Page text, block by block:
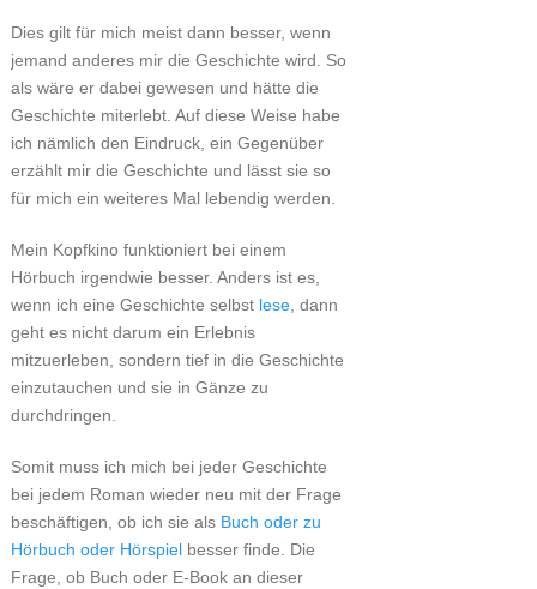
Dies gilt für mich meist dann besser, wenn
jemand anderes mir die Geschichte wird. So
als wäre er dabei gewesen und hätte die
Geschichte miterlebt. Auf diese Weise habe
ich nämlich den Eindruck, ein Gegenüber
erzählt mir die Geschichte und lässt sie so
für mich ein weiteres Mal lebendig werden.
Mein Kopfkino funktioniert bei einem
Hörbuch irgendwie besser. Anders ist es,
wenn ich eine Geschichte selbst lese, dann
geht es nicht darum ein Erlebnis
mitzuerleben, sondern tief in die Geschichte
einzutauchen und sie in Gänze zu
durchdringen.
Somit muss ich mich bei jeder Geschichte
bei jedem Roman wieder neu mit der Frage
beschäftigen, ob ich sie als Buch oder zu
Hörbuch oder Hörspielbesser finde. Die
Frage, ob Buch oder E-Book an dieser